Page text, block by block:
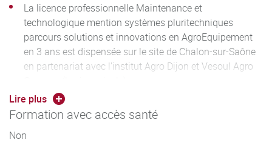
La licence professionnelle Maintenance et
technologique mention systèmes pluritechniques
parcours solutions et innovations en AgroEquipement
en 3 ans est dispensée sur le site de Chalon-sur-Saône
en partenariat avec l'institut Agro Dijon et Vesoul Agro
La licence professionnelle Maintenance et
technologique mention systèmes pluritechniques
parcours maintenance et conception hydraulique est
Lire plus
Formation avec accès santé
Non